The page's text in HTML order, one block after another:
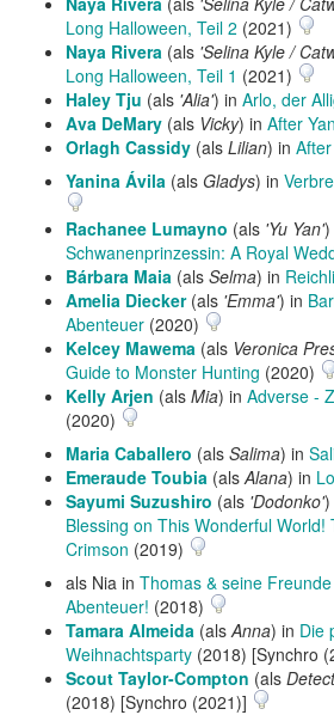
Long Halloween, Teil 2 (2021)
Naya Rivera (als 'Selina Kyle /
Long Halloween, Teil 1 (2021)
Haley Tju (als 'Alia') in Arlo, der
Ava DeMary (als Vicky) in After
Orlagh Cassidy (als Lilian) in
Yanina Ávila (als Gladys) in
Rachanee Lumayno (als 'Yu Yan')
Schwanenprinzessin: A Royal
Bárbara Maia (als Selma) in
Amelia Diecker(als 'Emma') in
Abenteuer (2020)
Kelcey Mawema (als Veronica
Guide to Monster Hunting (2020)
Kelly Arjen (als Mia) in Adverse -
(2020)
Maria Caballero (als Salima) in
Emeraude Toubia (als Alana) in
Sayumi Suzushiro (als 'Dodonko')
Blessing on This Wonderful
Crimson (2019)
als Nia in Thomas & seine
Abenteuer! (2018)
Tamara Almeida (als Anna) in Die
Weihnachtsparty (2018) [Synchro
Scout Taylor-Compton (als
(2018) [Synchro (2021)]